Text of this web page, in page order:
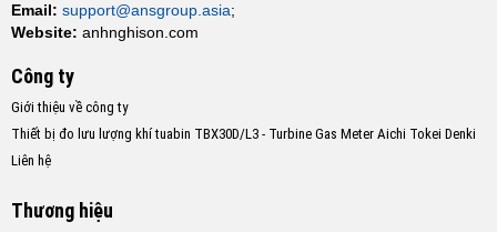
Email: support@ansgroup.asia;
Website: anhnghison.com
Công ty
Giới thiệu về công ty
Thiết bị đo lưu lượng khí tuabin TBX30D/L3 - Turbine Gas Meter Aichi Tokei Denki
Liên hệ
Thương hiệu